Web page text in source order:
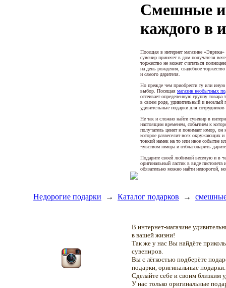
Смешные и
каждого в
Посещая в интернет магазине
сувенир принесет в дом получателя
торжество не может считаться
на день рождения, свадебное
и самого дарителя.
Но прежде чем приобрести ту или иную
выбор. Посещая магазин необычных
отсеивает определенную группу
в своем роде, удивительный и
удивительные подарки для
Не так и сложно найти сувенир в
настоящим временем, событием к
получатель ценит и понимает юмор, он
которое развеселит всех окружающих
тонкий намек на то или иное событие
чувством юмора и отблагодарить
Подарите своей любимой веселую и в
оригинальный ластик в виде
обязательно можно найти недорогой,
Недорогие подарки → Каталог подарков →
В интернет-магазине
в вашей жизни!
Так же у нас Вы найдёте
сувениров.
Вы с лёгкостью подберёте
подарки, оригинальные подарки.
Сделайте себе и своим близким
У нас только оригинальные